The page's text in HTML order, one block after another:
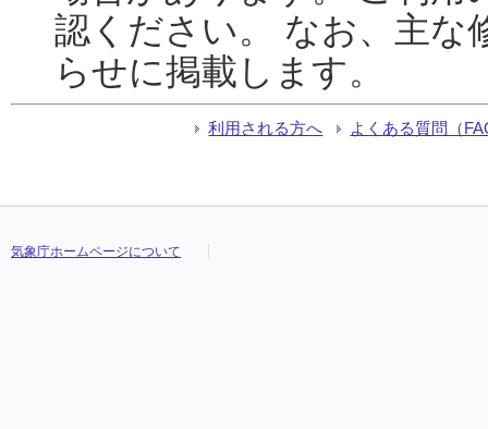
認ください。 なお、主な
らせに掲載します。
利用される方へ よくある質問（
気象庁ホームページについて